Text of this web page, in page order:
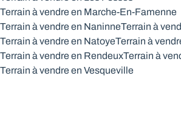
Terrain à vendre en Marche-En-Famenne
Terrain à vendre en NaninneTerrain à
Terrain à vendre en NatoyeTerrain à
Terrain à vendre en RendeuxTerrain à
Terrain à vendre en Vesqueville